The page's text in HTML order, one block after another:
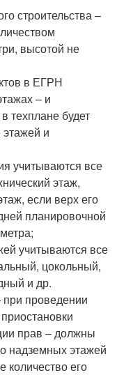
строительства –
высотой не
в ЕГРН
– и
техплане будет
этажей и
учитываются все
этаж,
если верх его
планировочной
учитываются все
цокольный,
и др.
при проведении
прав – должны
надземных этажей
его